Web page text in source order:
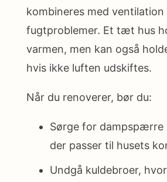
kombineres med
fugtproblemer. Et tæt hus
varmen, men kan også
hvis ikke luften udskiftes.
Når du renoverer, bør du:
Sørge for dampspærre
der passer til husets
Undgå kuldebroer,